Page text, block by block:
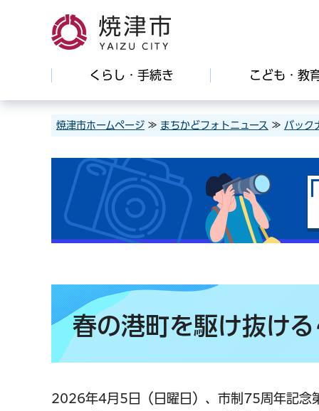
焼津市
くらし・手続き こども・教
焼津市ホームページ ≫ まちかどフォトニュース ≫ バック
春の港町を駆け抜け
2026年4月5日（日曜日）、市制75周年記念